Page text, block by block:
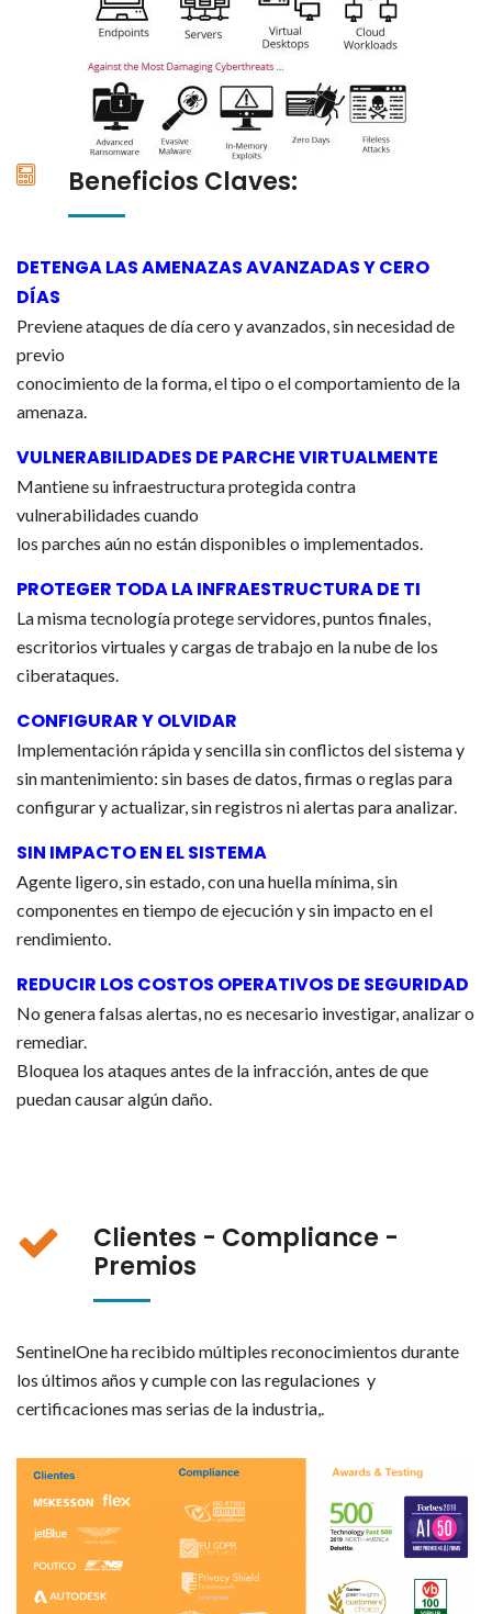
Beneficios Claves:
DETENGA LAS AMENAZAS AVANZADAS Y CERO
DÍAS
Previene ataques de día cero y avanzados, sin necesidad de
previo
conocimiento de la forma, el tipo o el comportamiento de la
amenaza.
VULNERABILIDADES DE PARCHE VIRTUALMENTE
Mantiene su infraestructura protegida contra
vulnerabilidades cuando
los parches aún no están disponibles o implementados.
PROTEGER TODA LA INFRAESTRUCTURA DE TI
La misma tecnología protege servidores, puntos finales,
escritorios virtuales y cargas de trabajo en la nube de los
ciberataques.
CONFIGURAR Y OLVIDAR
Implementación rápida y sencilla sin conflictos del sistema y
sin mantenimiento: sin bases de datos, firmas o reglas para
configurar y actualizar, sin registros ni alertas para analizar.
SIN IMPACTO EN EL SISTEMA
Agente ligero, sin estado, con una huella mínima, sin
componentes en tiempo de ejecución y sin impacto en el
rendimiento.
REDUCIR LOS COSTOS OPERATIVOS DE SEGURIDAD
No genera falsas alertas, no es necesario investigar, analizar o
remediar.
Bloquea los ataques antes de la infracción, antes de que
puedan causar algún daño.
Clientes - Compliance -
Premios
SentinelOne ha recibido múltiples reconocimientos durante
los últimos años y cumple con las regulaciones y
certificaciones mas serias de la industria,.